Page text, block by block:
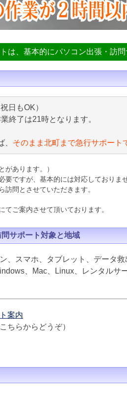
、基本的にパソコン出張・訪問
日もOK）
終了は21時となります。
そのまま北町まで急行サポート
があります。）
要ですが、基本的には対応しておりま
問とさせていただきます。
てご案内させて頂いております。
サポート対象と地域
、スマホ、タブレット、データ
、Mac、Linux、レンタル
案内
ちらからどうぞ）